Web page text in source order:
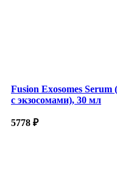
Fusion Exosomes
с экзосомами), 30 мл
5778 ₽